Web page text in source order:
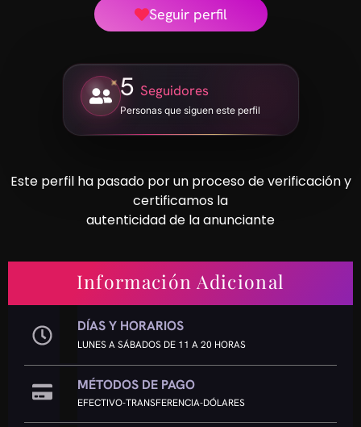
Seguir perfil
5 Seguidores
Personas que siguen este perfil
Este perfil ha pasado por un proceso de verificación y
certificamos la
autenticidad de la anunciante
Información Adicional
DÍAS Y HORARIOS
LUNES A SÁBADOS DE 11 A 20 HORAS
MÉTODOS DE PAGO
EFECTIVO-TRANSFERENCIA-DÓLARES